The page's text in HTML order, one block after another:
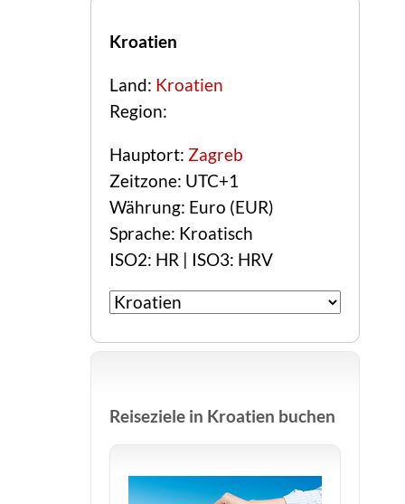
Kroatien
Land: Kroatien
Region:
Hauptort: Zagreb
Zeitzone: UTC+1
Währung: Euro (EUR)
Sprache: Kroatisch
ISO2: HR | ISO3: HRV
Reiseziele in Kroatien buchen